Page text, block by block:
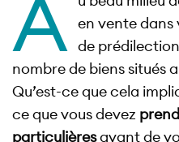
A en vente
de
nombre de biens situés
Qu’est-ce que cela
ce que vous devez
particulièresavant de